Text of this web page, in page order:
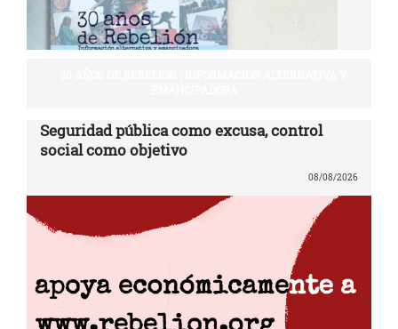
Seguridad pública como excusa, control
social como objetivo
08/08/2026